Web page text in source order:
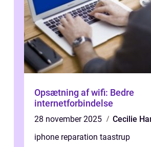
Opsætning af wifi: Bedre
internetforbindelse
28 november 2025
Cecilie
iphone reparation taastrup